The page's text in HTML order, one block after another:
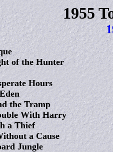
1955
of the Hunter
Hours
the Tramp
With Harry
a Thief
a Cause
Jungle